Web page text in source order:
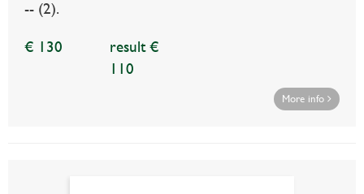
-- (2).
€ 130
result €
110
More info